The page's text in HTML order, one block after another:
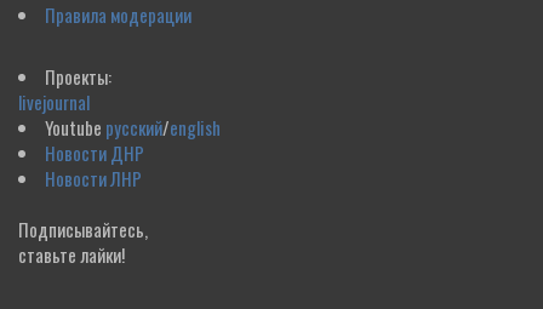
Правила модерации
Проекты:
livejournal
Youtube русский/english
Новости ДНР
Новости ЛНР
Подписывайтесь,
ставьте лайки!